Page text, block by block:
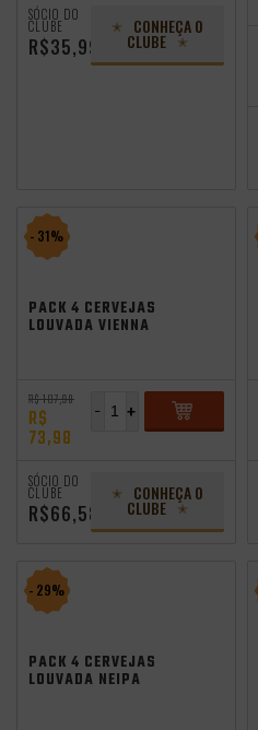
SÓCIO DO
CLUBE
R$35,99
CONHEÇA O
CLUBE
- 31%
PACK 4 CERVEJAS
LOUVADA VIENNA
R$ 107,98
R$
73,98
+
-
SÓCIO DO
CLUBE
R$66,58
CONHEÇA O
CLUBE
- 29%
PACK 4 CERVEJAS
LOUVADA NEIPA